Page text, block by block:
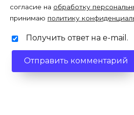
согласие на обработку
принимаю политику
Получить ответ на e-mail.